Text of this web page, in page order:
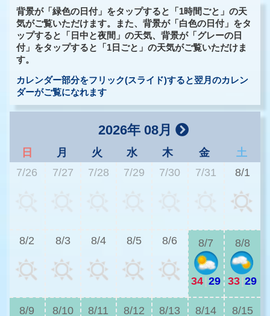
背景が「緑色の日付」をタップすると「1時間ごと」の天
気がご覧いただけます。また、背景が「白色の日付」をタ
ップすると「日中と夜間」の天気、背景が「グレーの日
付」をタップすると「1日ごと」の天気がご覧いただけま
す。
カレンダー部分をフリック(スライド)すると翌月のカレン
ダーがご覧になれます
2026年 08月
日 月 火 水 木 金
土
7/26
7/27 7/28 7/29 7/30 7/31 8/1
8/2 8/3 8/4 8/5 8/6 8/7
34|29
8/8
33|29
8/9 8/10 8/11 8/12 8/13 8/14 8/15